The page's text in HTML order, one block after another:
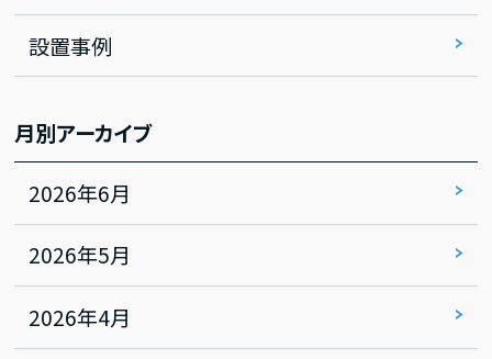
設置事例
月別アーカイブ
2026年6月
2026年5月
2026年4月